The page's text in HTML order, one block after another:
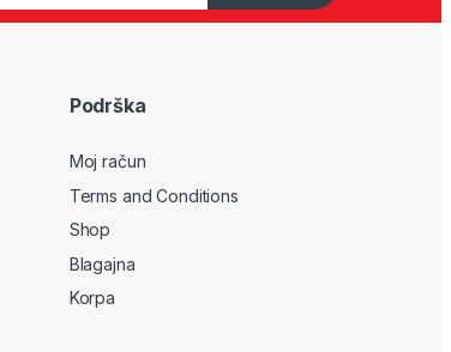
Podrška
Moj račun
Terms and Conditions
Shop
Blagajna
Korpa